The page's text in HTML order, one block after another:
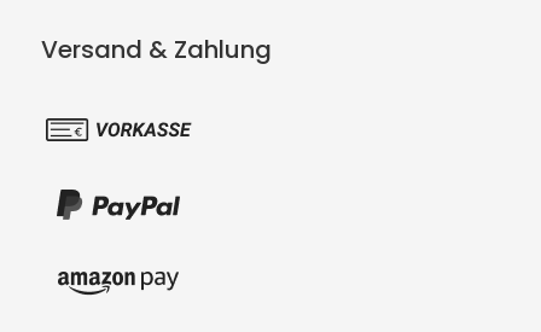
Versand & Zahlung